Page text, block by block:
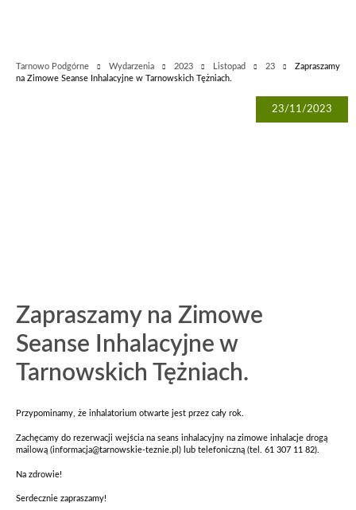
Tarnowo Podgórne Wydarzenia 2023 Listopad 23
Zapraszamy
na Zimowe Seanse Inhalacyjne w Tarnowskich Tężniach.
23/11/2023
Zapraszamy na Zimowe
Seanse Inhalacyjne w
Tarnowskich Tężniach.
Przypominamy, że inhalatorium otwarte jest przez cały rok.
Zachęcamy do rezerwacji wejścia na seans inhalacyjny na zimowe inhalacje drogą
mailową (informacja@tarnowskie-teznie.pl) lub telefoniczną (tel. 61 307 11 82).
Na zdrowie!
Serdecznie zapraszamy!